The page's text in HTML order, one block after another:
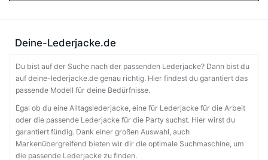
Deine-Lederjacke.de
Du bist auf der Suche nach der passenden Lederjacke? Dann bist du
auf deine-lederjacke.de genau richtig. Hier findest du garantiert das
passende Modell für deine Bedürfnisse.
Egal ob du eine Alltagslederjacke, eine für Lederjacke für die Arbeit
oder die passende Lederjacke für die Party suchst. Hier wirst du
garantiert fündig. Dank einer großen Auswahl, auch
Markenübergreifend bieten wir dir die optimale Suchmaschine, um
die passende Lederjacke zu finden.